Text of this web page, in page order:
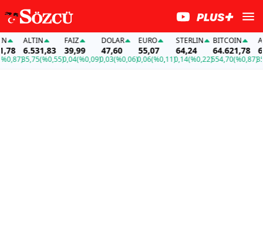
ALTIN
6.531,83
35,75(%0,55)
FAİZ
39,99
0,04(%0,09)
DOLAR
47,60
0,03(%0,06)
EURO
55,07
0,06(%0,11)
STERLIN
64,24
0,14(%0,22)
BITCOIN
64.621,78
554,70(%0,87)